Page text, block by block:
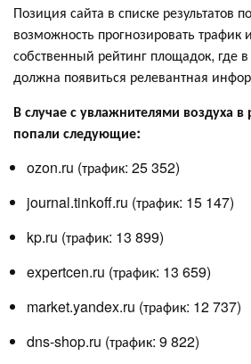
Позиция сайта в списке результатов
возможность прогнозировать трафик
собственный рейтинг площадок, где
должна появиться релевантная
В случае с увлажнителями воздуха в
попали следующие:
ozon.ru (трафик: 25 352)
journal.tinkoff.ru (трафик: 15 147)
kp.ru (трафик: 13 899)
expertcen.ru (трафик: 13 659)
market.yandex.ru (трафик: 12 737)
dns-shop.ru (трафик: 9 822)